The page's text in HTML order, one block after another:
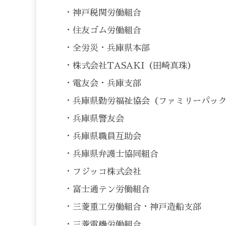
・神戸税関労働組合
・住友ゴム労働組合
・全労災・兵庫県本部
・株式会社TASAKI（田崎真珠）
・電友会・兵庫支部
・兵庫県勤労福祉協会（ファミリーパッ
・兵庫県警友会
・兵庫県職員互助会
・兵庫県弁護士協同組合
・フジッコ株式会社
・富士通テン労働組合
・三菱重工労働組合・神戸造船支部